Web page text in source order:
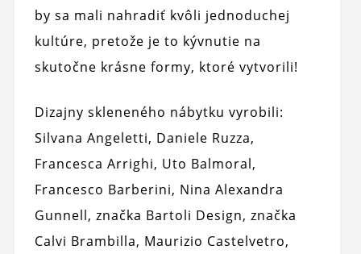
by sa mali nahradiť kvôli jednoduchej
kultúre, pretože je to kývnutie na
skutočne krásne formy, ktoré vytvorili!
Dizajny skleneného nábytku vyrobili:
Silvana Angeletti, Daniele Ruzza,
Francesca Arrighi, Uto Balmoral,
Francesco Barberini, Nina Alexandra
Gunnell, značka Bartoli Design, značka
Calvi Brambilla, Maurizio Castelvetro,